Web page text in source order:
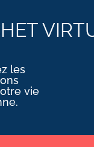
les
vie